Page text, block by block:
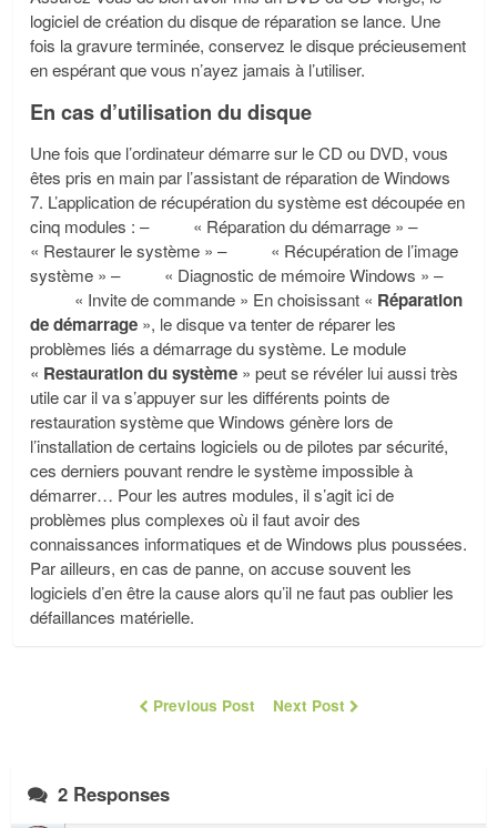
logiciel de création du disque de réparation se lance. Une
fois la gravure terminée, conservez le disque précieusement
en espérant que vous n’ayez jamais à l’utiliser.
En cas d’utilisation du disque
Une fois que l’ordinateur démarre sur le CD ou DVD, vous
êtes pris en main par l’assistant de réparation de Windows
7. L’application de récupération du système est découpée en
cinq modules : – « Réparation du démarrage » –
« Restaurer le système » – « Récupération de l’image
système » – « Diagnostic de mémoire Windows » –
« Invite de commande » En choisissant « Réparation
de démarrage », le disque va tenter de réparer les
problèmes liés a démarrage du système. Le module
« Restauration du système » peut se révéler lui aussi très
utile car il va s’appuyer sur les différents points de
restauration système que Windows génère lors de
l’installation de certains logiciels ou de pilotes par sécurité,
ces derniers pouvant rendre le système impossible à
démarrer… Pour les autres modules, il s’agit ici de
problèmes plus complexes où il faut avoir des
connaissances informatiques et de Windows plus poussées.
Par ailleurs, en cas de panne, on accuse souvent les
logiciels d’en être la cause alors qu’il ne faut pas oublier les
défaillances matérielle.
Previous Post Next Post
2 Responses